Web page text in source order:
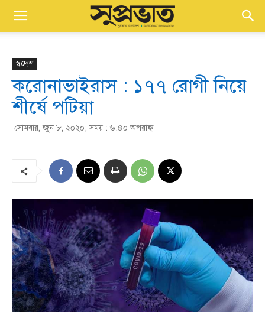
স্বদেশ
করোনাভাইরাস : ১৭৭ রোগী নিয়ে
শীর্ষে পটিয়া
সোমবার, জুন ৮, ২০২০; সময় : ৬:৪০ অপরাহ্ণ